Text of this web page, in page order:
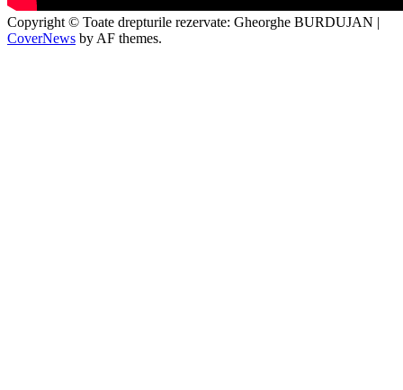
Copyright © Toate drepturile rezervate: Gheorghe BURDUJAN |
CoverNews by AF themes.